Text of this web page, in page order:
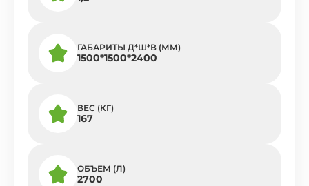
ГАБАРИТЫ Д*Ш*В (ММ)
1500*1500*2400
ВЕС (КГ)
167
ОБЪЕМ (Л)
2700